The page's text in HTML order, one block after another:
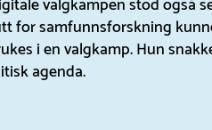
for samfunnsforskning
i en valgkamp. Hun
agenda.